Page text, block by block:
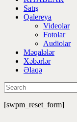
Satış
Qalereya
Videolar
Fotolar
Audiolar
Məqalələr
Xəbərlər
Əlaqə
[swpm_reset_form]